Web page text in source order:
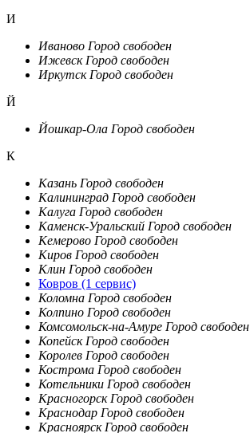
И
Иваново Город свободен
Ижевск Город свободен
Иркутск Город свободен
Й
Йошкар-Ола Город свободен
К
Казань Город свободен
Калининград Город свободен
Калуга Город свободен
Каменск-Уральский Город свободен
Кемерово Город свободен
Киров Город свободен
Клин Город свободен
Ковров (1 сервис)
Коломна Город свободен
Колпино Город свободен
Комсомольск-на-Амуре Город свободен
Копейск Город свободен
Королев Город свободен
Кострома Город свободен
Котельники Город свободен
Красногорск Город свободен
Краснодар Город свободен
Красноярск Город свободен